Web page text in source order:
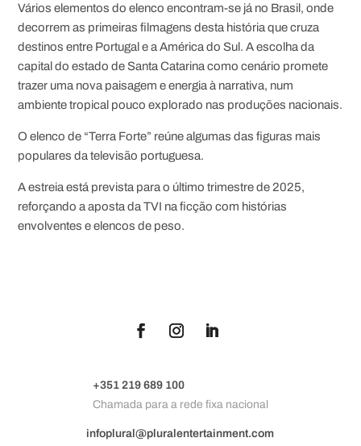
Vários elementos do elenco encontram-se já no Brasil, onde
decorrem as primeiras filmagens desta história que cruza
destinos entre Portugal e a América do Sul. A escolha da
capital do estado de Santa Catarina como cenário promete
trazer uma nova paisagem e energia à narrativa, num
ambiente tropical pouco explorado nas produções nacionais.
O elenco de “Terra Forte” reúne algumas das figuras mais
populares da televisão portuguesa.
A estreia está prevista para o último trimestre de 2025,
reforçando a aposta da TVI na ficção com histórias
envolventes e elencos de peso.
+351 219 689 100
Chamada para a rede fixa nacional
infoplural@pluralentertainment.com